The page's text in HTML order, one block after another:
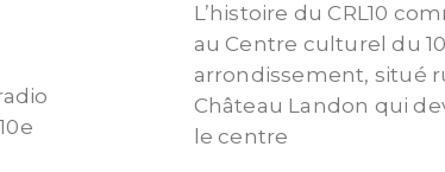
L’histoire du CRL10
au Centre culturel du
arrondissement, situé
Château Landon qui
le centre